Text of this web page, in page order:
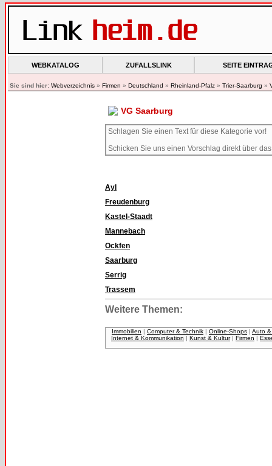
WEBKATALOG ZUFALLSLINK SEITE
Sie sind hier: Webverzeichnis » Firmen » Deutschland » Rheinland-Pfalz » Trier-Saarburg »
VG Saarburg
Schlagen Sie einen Text für diese Kategorie vor!
Schicken Sie uns einen Vorschlag direkt über
Ayl
Freudenburg
Kastel-Staadt
Mannebach
Ockfen
Saarburg
Serrig
Trassem
Weitere Themen:
Immobilien | Computer & Technik | Online-Shops | Auto &
Internet & Kommunikation | Kunst & Kultur| Firmen |